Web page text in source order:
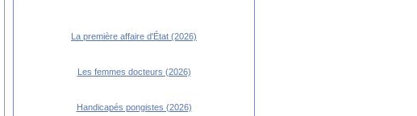
La première affaire d'État (2026)
Les femmes docteurs (2026)
Handicapés pongistes (2026)